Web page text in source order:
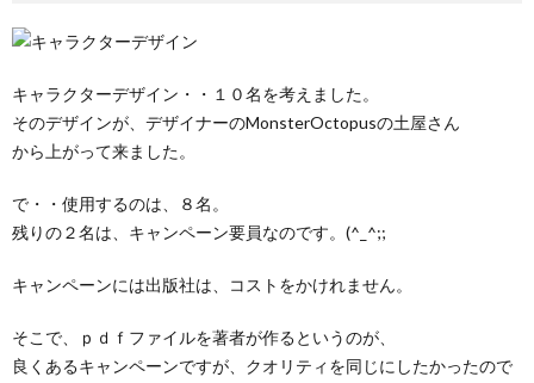
キャラクターデザイン・・１０名を考えました。
そのデザインが、デザイナーのMonsterOctopusの土屋さん
から上がって来ました。
で・・使用するのは、８名。
残りの２名は、キャンペーン要員なのです。(^_^;;
キャンペーンには出版社は、コストをかけれません。
そこで、ｐｄｆファイルを著者が作るというのが、
良くあるキャンペーンですが、クオリティを同じにしたかったので